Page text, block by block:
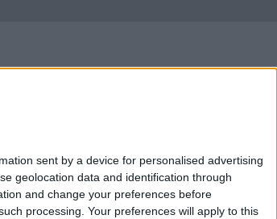
sent by a device for personalised advertising
geolocation data and identification through
and change your preferences before
processing. Your preferences will apply to this